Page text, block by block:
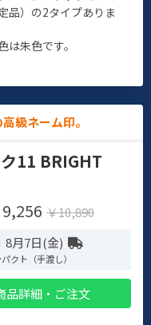
品）の2タイプありま
は朱色です。
級ネーム印。
11 BRIGHT
9,256 ￥10,890
8月7日(金)
クト（手渡し）
品詳細・ご注文